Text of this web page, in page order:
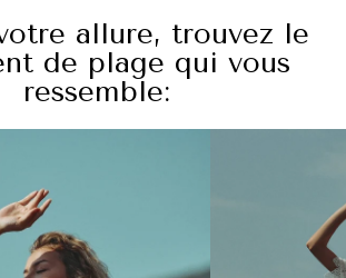
allure, trouvez le
de plage qui vous
ressemble: